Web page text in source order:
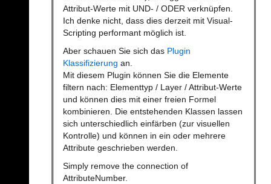
Attribut-Werte mit UND- / ODER verknüpfen.
Ich denke nicht, dass dies derzeit mit Visual-
Scripting performant möglich ist.
Aber schauen Sie sich das Plugin
Klassifizierung an.
Mit diesem Plugin können Sie die Elemente
filtern nach: Elementtyp / Layer / Attribut-Werte
und können dies mit einer freien Formel
kombinieren. Die entstehenden Klassen lassen
sich unterschiedlich einfärben (zur visuellen
Kontrolle) und können in ein oder mehrere
Attribute geschrieben werden.
Simply remove the connection of
AttributeNumber.